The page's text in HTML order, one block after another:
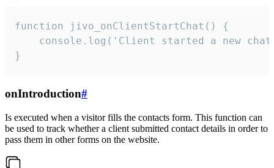
function jivo_onClientStartChat() {
console.log('Client started a new
}
onIntroduction#
Is executed when a visitor fills the contacts form. This function can
be used to track whether a client submitted contact details in order to
pass them in other forms on the website.